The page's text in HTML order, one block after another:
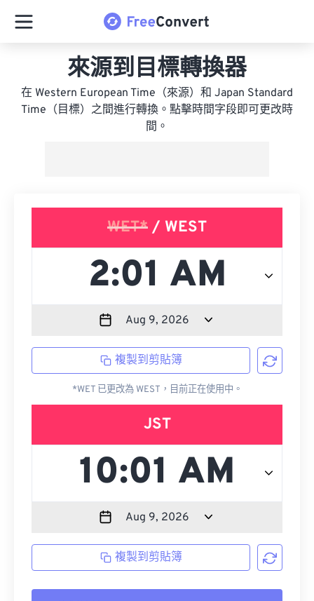
來源到目標轉換器
在 Western European Time（來源）和 Japan Standard
Time（目標）之間進行轉換。點擊時間字段即可更改時
間。
WET* / WEST
複製到剪貼簿
*WET 已更改為 WEST，目前正在使用中。
JST
複製到剪貼簿